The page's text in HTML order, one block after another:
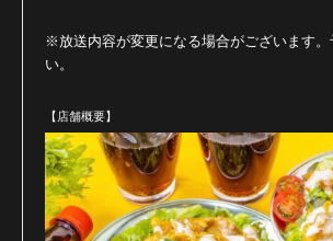
※放送内容が変更になる場合がございます
い。
【店舗概要】